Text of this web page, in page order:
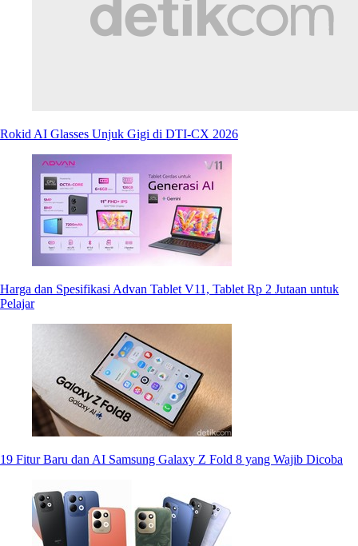
Rokid AI Glasses Unjuk Gigi di DTI-CX 2026
Harga dan Spesifikasi Advan Tablet V11, Tablet Rp 2 Jutaan untuk
Pelajar
19 Fitur Baru dan AI Samsung Galaxy Z Fold 8 yang Wajib Dicoba